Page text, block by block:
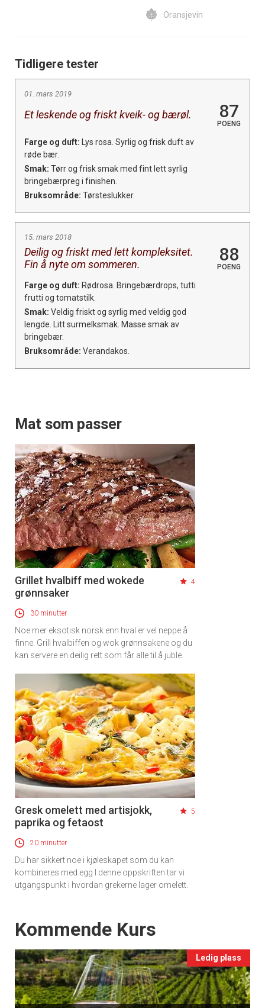
×
Oransjevin
Tidligere tester
01. mars 2019
Et leskende og friskt kveik- og bærøl. 87
POENG
Farge og duft: Lys rosa. Syrlig og frisk duft av
røde bær.
Smak: Tørr og frisk smak med fint lett syrlig
bringebærpreg i finishen.
Bruksområde: Tørsteslukker.
15. mars 2018
Deilig og friskt med lett kompleksitet.
Fin å nyte om sommeren.
88
POENG
Farge og duft: Rødrosa. Bringebærdrops, tutti
frutti og tomatstilk.
Smak: Veldig friskt og syrlig med veldig god
lengde. Litt surmelksmak. Masse smak av
bringebær.
Bruksområde: Verandakos.
Mat som passer
Grillet hvalbiff med wokede
grønnsaker
4
30 minutter
Noe mer eksotisk norsk enn hval er vel neppe å
finne. Grill hvalbiffen og wok grønnsakene og du
kan servere en deilig rett som får alle til å juble.
Gresk omelett med artisjokk,
paprika og fetaost
5
20 minutter
Du har sikkert noe i kjøleskapet som du kan
kombineres med egg I denne oppskriften tar vi
utgangspunkt i hvordan grekerne lager omelett.
Events
Kommende Kurs
Ledig plass